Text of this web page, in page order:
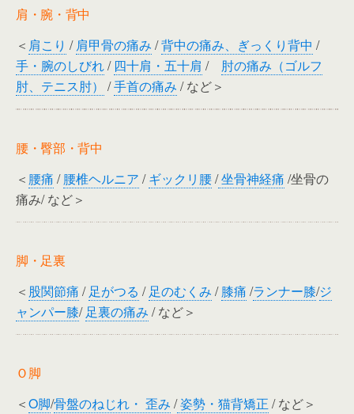
肩・腕・背中
＜ 肩こり /肩甲骨の痛み /背中の痛み、ぎっくり背中 /
手・腕のしびれ/ 四十肩・五十肩 / 肘の痛み（ゴルフ
肘、テニス肘）
/手首の痛み / など＞
腰・臀部・背中
＜ 腰痛 /腰椎ヘルニア /ギックリ腰/坐骨神経痛 /坐骨の
痛み/ など＞
脚・足裏
＜ 股関節痛 /足がつる /足のむくみ /膝痛 /ランナー膝/ジ
ャンパー膝/足裏の痛み / など＞
Ｏ脚
＜O脚/骨盤のねじれ・ 歪み /姿勢・猫背矯正 / など＞